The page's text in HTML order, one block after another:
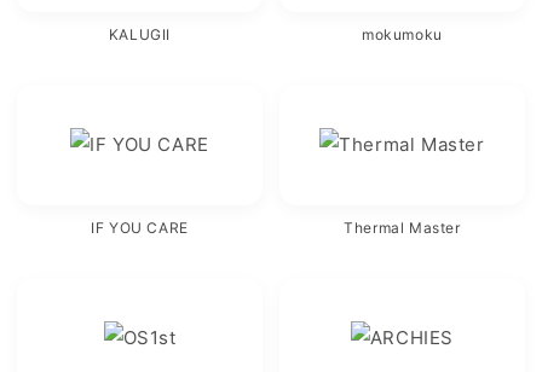
KALUGII mokumoku
IF YOU CARE Thermal Master